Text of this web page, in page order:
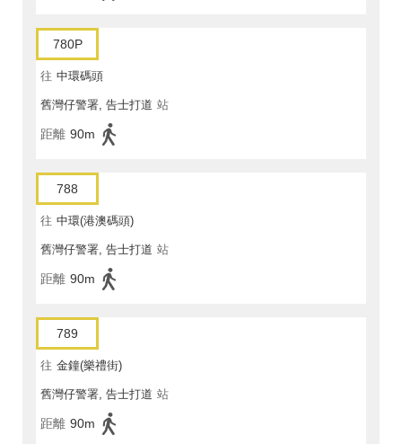
780P
往 中環碼頭
舊灣仔警署, 告士打道 站
距離 90m
788
往 中環(港澳碼頭)
舊灣仔警署, 告士打道 站
距離 90m
789
往 金鐘(樂禮街)
舊灣仔警署, 告士打道 站
距離 90m